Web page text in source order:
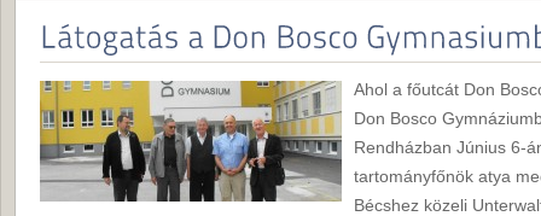
Ahol a főutcát Don
Don Bosco
Rendházban Június 6-
tartományfőnök atya
Bécshez közeli